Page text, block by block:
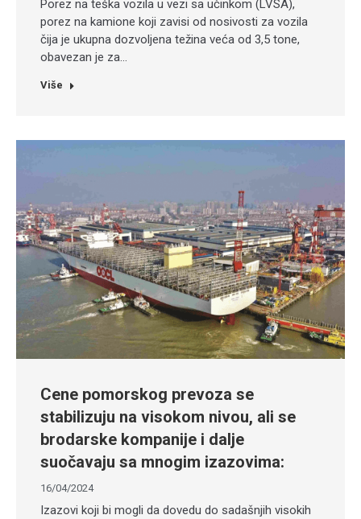
Porez na teška vozila u vezi sa učinkom (LVSA),
porez na kamione koji zavisi od nosivosti za vozila
čija je ukupna dozvoljena težina veća od 3,5 tone,
obavezan je za…
Više
Cene pomorskog prevoza se
stabilizuju na visokom nivou, ali se
brodarske kompanije i dalje
suočavaju sa mnogim izazovima:
16/04/2024
Izazovi koji bi mogli da dovedu do sadašnjih visokih